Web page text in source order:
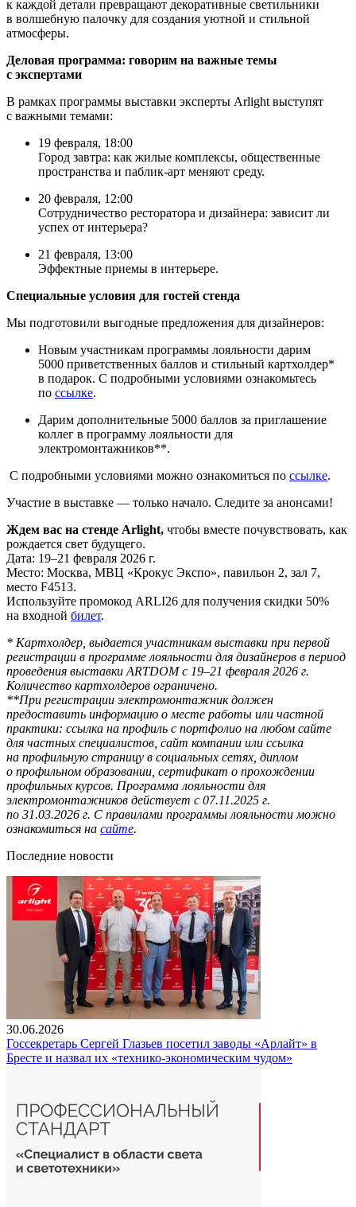
к каждой детали превращают декоративные светильники
в волшебную палочку для создания уютной и стильной
атмосферы.
Деловая программа: говорим на важные темы
с экспертами
В рамках программы выставки эксперты Arlight выступят
с важными темами:
19 февраля, 18:00
Город завтра: как жилые комплексы, общественные
пространства и паблик-арт меняют среду.
20 февраля, 12:00
Сотрудничество ресторатора и дизайнера: зависит ли
успех от интерьера?
21 февраля, 13:00
Эффектные приемы в интерьере.
Специальные условия для гостей стенда
Мы подготовили выгодные предложения для дизайнеров:
Новым участникам программы лояльности дарим
5000 приветственных баллов и стильный картхолдер*
в подарок. С подробными условиями ознакомьтесь
по ссылке.
Дарим дополнительные 5000 баллов за приглашение
коллег в программу лояльности для
электромонтажников**.
С подробными условиями можно ознакомиться по ссылке.
Участие в выставке — только начало. Следите за анонсами!
Ждем вас на стенде Arlight, чтобы вместе почувствовать, как
рождается свет будущего.
Дата: 19–21 февраля 2026 г.
Место: Москва, МВЦ «Крокус Экспо», павильон 2, зал 7,
место F4513.
Используйте промокод ARLI26 для получения скидки 50%
на входной билет.
* Картхолдер, выдается участникам выставки при первой
регистрации в программе лояльности для дизайнеров в период
проведения выставки ARTDOM с 19–21 февраля 2026 г.
Количество картхолдеров ограничено.
**При регистрации электромонтажник должен
предоставить информацию о месте работы или частной
практики: ссылка на профиль с портфолио на любом сайте
для частных специалистов, сайт компании или ссылка
на профильную страницу в социальных сетях, диплом
о профильном образовании, сертификат о прохождении
профильных курсов. Программа лояльности для
электромонтажников действует с 07.11.2025 г.
по 31.03.2026 г. С правилами программы лояльности можно
ознакомиться на сайте.
Последние новости
30.06.2026
Госсекретарь Сергей Глазьев посетил заводы «Арлайт» в
Бресте и назвал их «технико-экономическим чудом»